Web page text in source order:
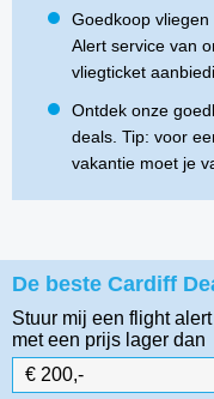
Goedkoop
Alert service van
vliegticket
Ontdek onze
deals. Tip: voor
vakantie moet je
De beste Cardiff
Stuur mij een flight
met een prijs lager dan